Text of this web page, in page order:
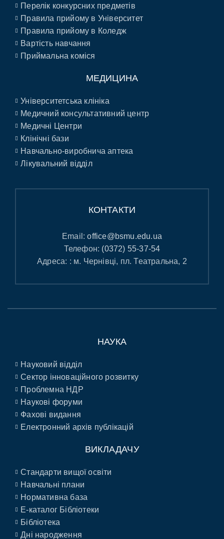
Перелік конкурсних предметів
Правила прийому в Університет
Правила прийому в Коледж
Вартість навчання
Приймальна коміся
МЕДИЦИНА
Університетська клініка
Медичний консультативний центр
Медичні Центри
Клінічні бази
Навчально-виробнича аптека
Лікувальний відділ
КОНТАКТИ
Email:office@bsmu.edu.ua
Телефон: (0372) 55-37-54
Адреса: : м. Чернівці, пл. Театральна, 2
НАУКА
Науковий відділ
Сектор інноваційного розвитку
Проблемна НДР
Наукові форуми
Фахові видання
Електронний архів публікацій
ВИКЛАДАЧУ
Стандарти вищої освіти
Навчальні плани
Нормативна база
E-каталог Бібліотеки
Бібліотека
Дні народження